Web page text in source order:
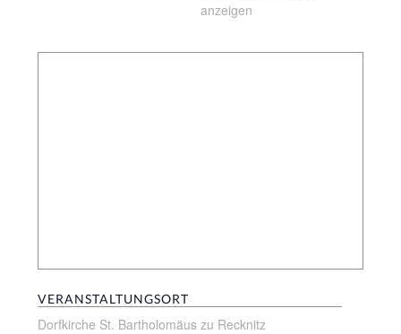
anzeigen
VERANSTALTUNGSORT
Dorfkirche St. Bartholomäus zu Recknitz